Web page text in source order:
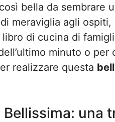
bella da sembrare
di meraviglia agli
libro di cucina di
minuto o
realizzare questa
una